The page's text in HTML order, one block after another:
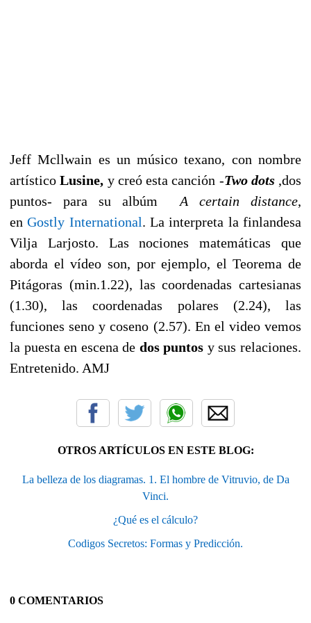
Jeff Mcllwain es un músico texano, con nombre
artístico Lusine, y creó esta canción -Two dots ,dos
puntos- para su albúm A certain distance,
enGostly International. La interpreta la finlandesa
Vilja Larjosto. Las nociones matemáticas que
aborda el vídeo son, por ejemplo, el Teorema de
Pitágoras (min.1.22), las coordenadas cartesianas
(1.30), las coordenadas polares (2.24), las
funciones seno y coseno (2.57). En el video vemos
la puesta en escena de dos puntos y sus relaciones.
Entretenido. AMJ
OTROS ARTÍCULOS EN ESTE BLOG:
La belleza de los diagramas. 1. El hombre de Vitruvio, de Da
Vinci.
¿Qué es el cálculo?
Codigos Secretos: Formas y Predicción.
0 COMENTARIOS